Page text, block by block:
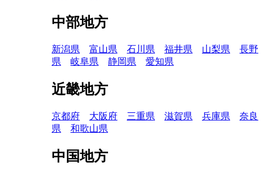
中部地方
新潟県 富山県 石川県 福井県 山梨県
長野
県
岐阜県 静岡県 愛知県
近畿地方
京都府 大阪府 三重県 滋賀県 兵庫県
奈良
県
和歌山県
中国地方